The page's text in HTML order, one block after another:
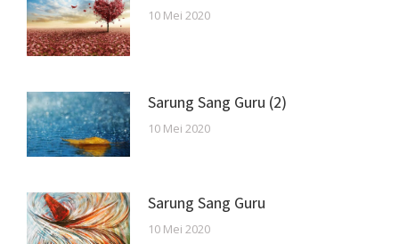
10 Mei 2020
Sarung Sang Guru (2)
10 Mei 2020
Sarung Sang Guru
10 Mei 2020